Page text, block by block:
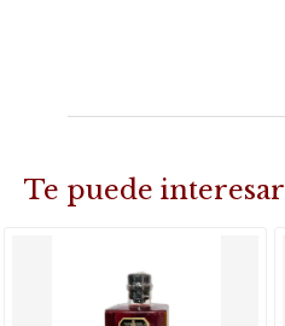
Te puede interesar